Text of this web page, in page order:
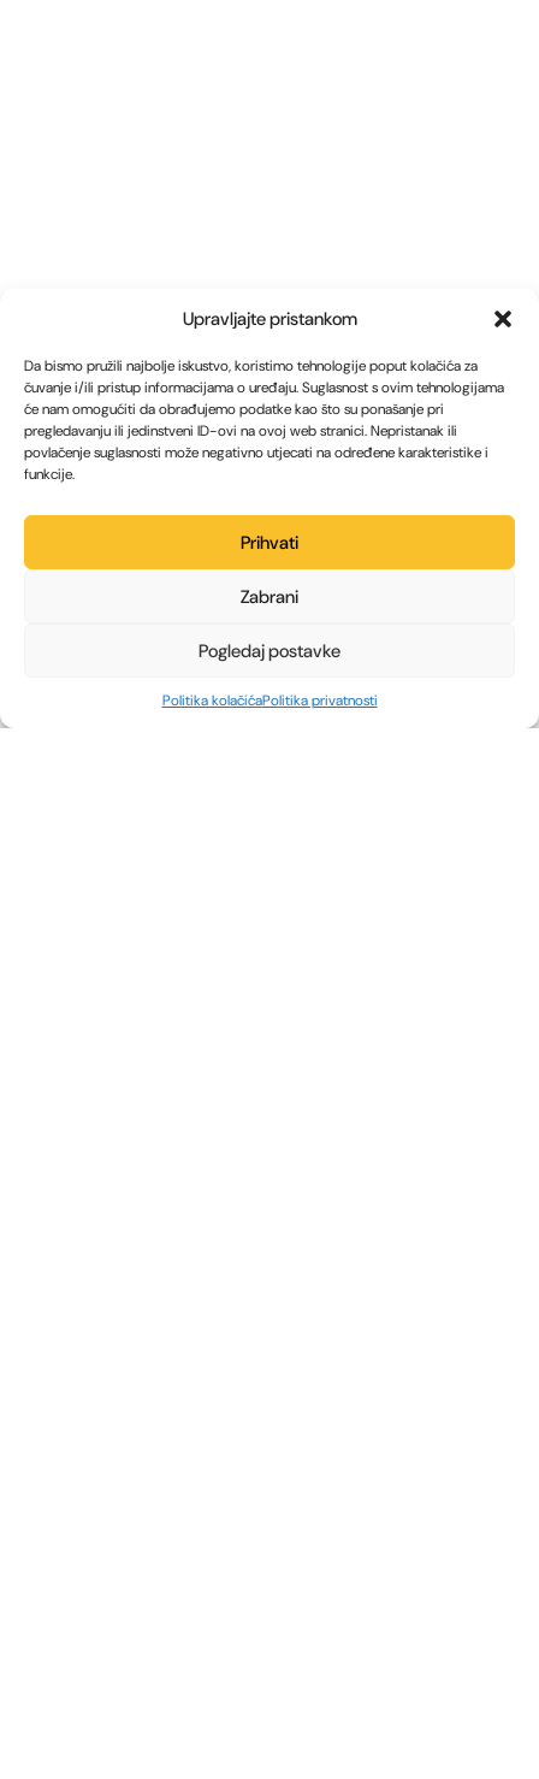
Upravljajte pristankom
Da bismo pružili najbolje iskustvo, koristimo tehnologije poput kolačića za
čuvanje i/ili pristup informacijama o uređaju. Suglasnost s ovim tehnologijama
će nam omogućiti da obrađujemo podatke kao što su ponašanje pri
pregledavanju ili jedinstveni ID-ovi na ovoj web stranici. Nepristanak ili
povlačenje suglasnosti može negativno utjecati na određene karakteristike i
funkcije.
Prihvati
Zabrani
Pogledaj postavke
Politika kolačićaPolitika privatnosti